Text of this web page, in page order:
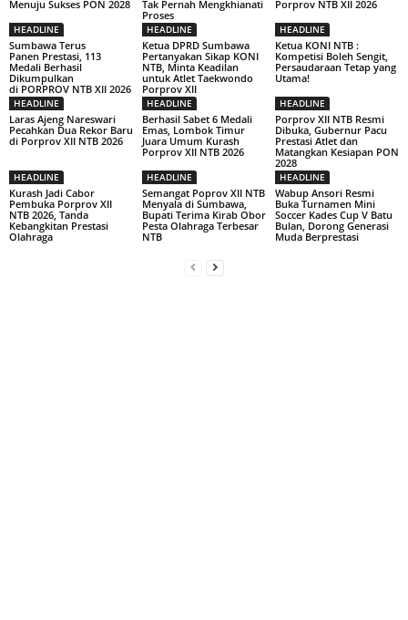
Menuju Sukses PON 2028
Tak Pernah Mengkhianati
Proses
Porprov NTB XII 2026
HEADLINE
Sumbawa Terus
Panen Prestasi, 113
Medali Berhasil
Dikumpulkan
di PORPROV NTB XII 2026
HEADLINE
Ketua DPRD Sumbawa
Pertanyakan Sikap KONI
NTB, Minta Keadilan
untuk Atlet Taekwondo
Porprov XII
HEADLINE
Ketua KONI NTB :
Kompetisi Boleh Sengit,
Persaudaraan Tetap yang
Utama!
HEADLINE
Laras Ajeng Nareswari
Pecahkan Dua Rekor Baru
di Porprov XII NTB 2026
HEADLINE
Berhasil Sabet 6 Medali
Emas, Lombok Timur
Juara Umum Kurash
Porprov XII NTB 2026
HEADLINE
Porprov XII NTB Resmi
Dibuka, Gubernur Pacu
Prestasi Atlet dan
Matangkan Kesiapan PON
2028
HEADLINE
Kurash Jadi Cabor
Pembuka Porprov XII
NTB 2026, Tanda
Kebangkitan Prestasi
Olahraga
HEADLINE
Semangat Poprov XII NTB
Menyala di Sumbawa,
Bupati Terima Kirab Obor
Pesta Olahraga Terbesar
NTB
HEADLINE
Wabup Ansori Resmi
Buka Turnamen Mini
Soccer Kades Cup V Batu
Bulan, Dorong Generasi
Muda Berprestasi